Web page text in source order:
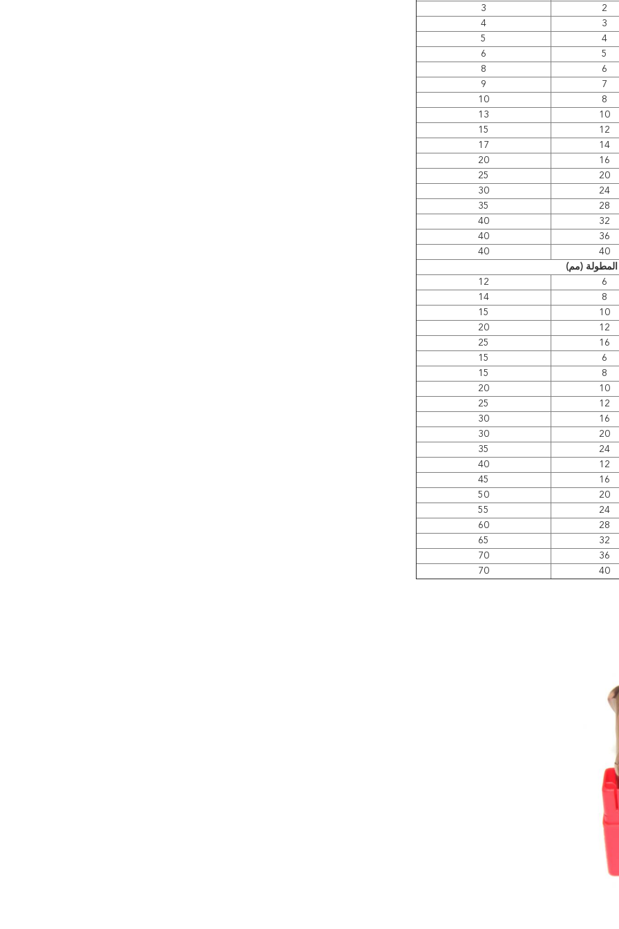
2
3
3
4
4
5
5
6
6
8
7
9
8
10
10
13
12
15
14
17
16
20
20
25
24
30
28
35
32
40
36
40
40
40
(مم)
6
12
8
14
10
15
12
20
16
25
6
15
8
15
10
20
12
25
16
30
20
30
24
35
12
40
16
45
20
50
24
55
28
60
32
65
36
70
40
70